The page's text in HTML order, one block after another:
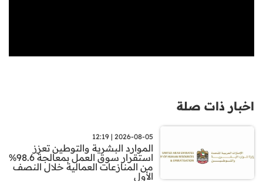
اخبار ذات صلة
2026-08-05 | 12:19
الموارد البشرية والتوطين تعزز
استقرار سوق العمل بمعالجة 98.6%
من المنازعات العمالية خلال النصف
الأول